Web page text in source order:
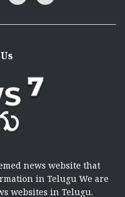
news website that
in Telugu We are
websites in Telugu.